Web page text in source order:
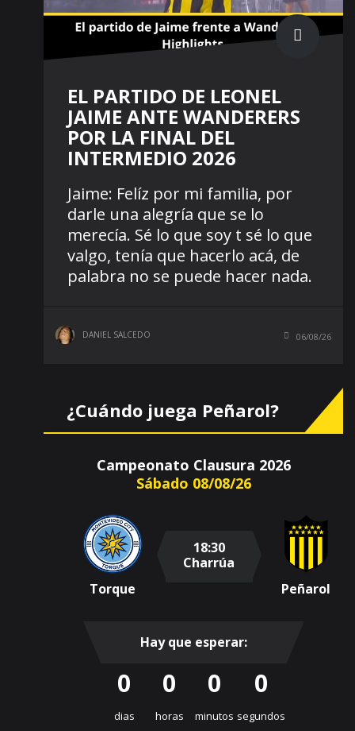
EL PARTIDO DE LEONEL
JAIME ANTE WANDERERS
POR LA FINAL DEL
INTERMEDIO 2026
Jaime: Felíz por mi familia, por
darle una alegría que se lo
merecía. Sé lo que soy t sé lo que
valgo, tenía que hacerlo acá, de
palabra no se puede hacer nada.
DANIEL SALCEDO 06/08/26
¿Cuándo juega Peñarol?
Campeonato Clausura 2026
Sábado 08/08/26
Torque
18:30
Charrúa
Peñarol
Hay que esperar:
0
dias
0
horas
0
minutos
0
segundos